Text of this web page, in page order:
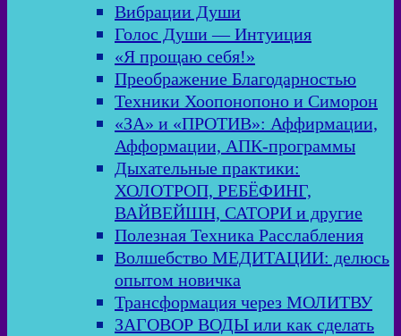
Вибрации Души
Голос Души — Интуиция
«Я прощаю себя!»
Преображение Благодарностью
Техники Хоопонопоно и Симорон
«ЗА» и «ПРОТИВ»: Аффирмации,
Афформации, АПК-программы
Дыхательные практики:
ХОЛОТРОП, РЕБЁФИНГ,
ВАЙВЕЙШН, САТОРИ и другие
Полезная Техника Расслабления
Волшебство МЕДИТАЦИИ: делюсь
опытом новичка
Трансформация через МОЛИТВУ
ЗАГОВОР ВОДЫ или как сделать